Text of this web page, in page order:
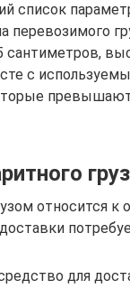
список
перевозимого
с
относится к
для